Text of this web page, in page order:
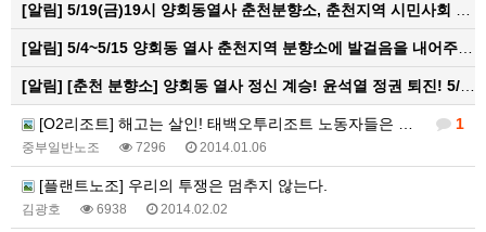
[알림] 5/19(금)19시 양회동열사 춘천분향소, 춘천지역 시민사회 집중촛불문화제
[알림] 5/4~5/15 양회동 열사 춘천지역 분향소에 발걸음을 내어주신 모든 분들께 감사인사를 올립니다.
[알림] [춘천 분향소] 양회동 열사 정신 계승! 윤석열 정권 퇴진! 5/15 건설노조 파업전야 춘천 현수막 대첩 활동 보고
1
[O2리조트] 해고는 살인! 태백오투리조트 노동자들은 반드시 현장으로 돌아갈 것이다!!
중부일반노조 7296 2014.01.06
[플랜트노조] 우리의 투쟁은 멈추지 않는다.
김광호 6938 2014.02.02